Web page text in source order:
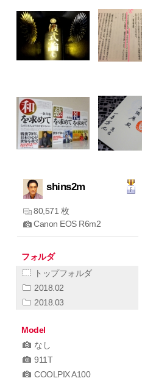
shins2m
80,571 枚
Canon EOS R6m2
フォルダ
トップフォルダ
2018.02
2018.03
Model
なし
911T
COOLPIX A100